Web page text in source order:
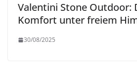
Valentini Stone Outdoor:
Komfort unter freiem
30/08/2025